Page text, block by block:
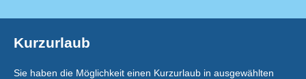
Kurzurlaub
Sie haben die Möglichkeit einen Kurzurlaub in ausgewählten